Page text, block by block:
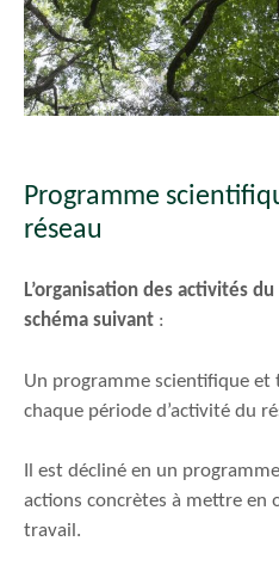
Programme
réseau
L’organisation des activités
schéma suivant :
Un programme scientifique
chaque période d’activité du
Il est décliné en un
actions concrètes à mettre en
travail.